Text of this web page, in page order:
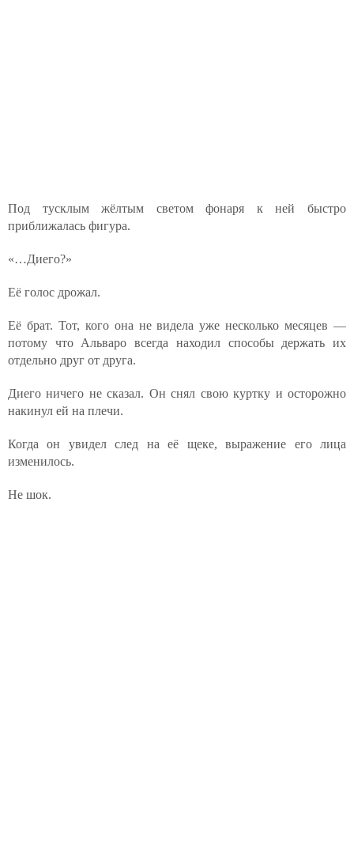
Под тусклым жёлтым светом фонаря к ней быстро
приближалась фигура.
«…Диего?»
Её голос дрожал.
Её брат. Тот, кого она не видела уже несколько месяцев —
потому что Альваро всегда находил способы держать их
отдельно друг от друга.
Диего ничего не сказал. Он снял свою куртку и осторожно
накинул ей на плечи.
Когда он увидел след на её щеке, выражение его лица
изменилось.
Не шок.